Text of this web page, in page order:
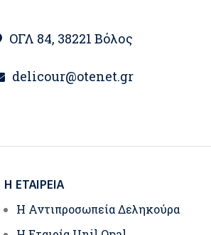
ΟΓΛ 84, 38221 Βόλος
delicour@otenet.gr
Η ΕΤΑΙΡΕΊΑ
Η Αντιπροσωπεία Δεληκούρα